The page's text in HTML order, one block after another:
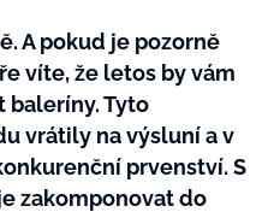
A pokud je pozorně
víte, že letos by vám
baleríny. Tyto
vrátily na výsluní a v
prvenství. S
zakomponovat do